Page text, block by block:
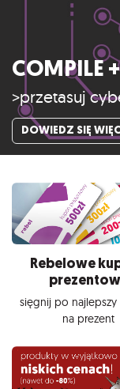
COMPILE
>przetasuj
DOWIEDZ SIĘ
Rebelowe
sięgnij po najlepszy
na prezent